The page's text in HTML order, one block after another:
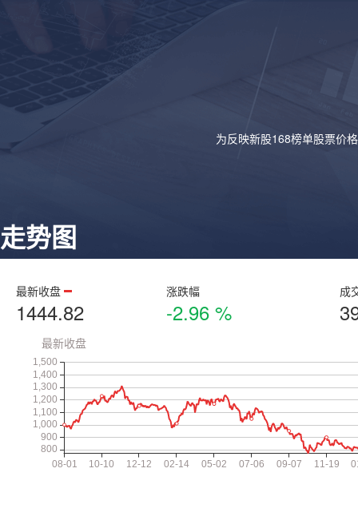
为反映新股168榜单股票价
走势图
最新收盘
1444.82
涨跌幅
-2.96 %
成